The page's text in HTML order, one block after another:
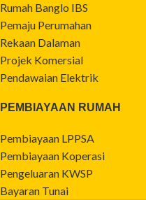
Rumah Banglo IBS
Pemaju Perumahan
Rekaan Dalaman
Projek Komersial
Pendawaian Elektrik
PEMBIAYAAN RUMAH
Pembiayaan LPPSA
Pembiayaan Koperasi
Pengeluaran KWSP
Bayaran Tunai